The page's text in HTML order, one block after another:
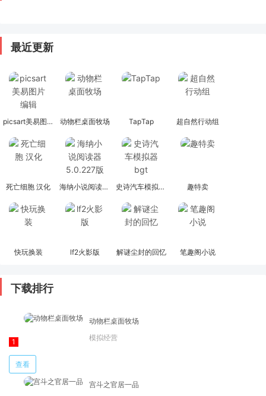
最近更新
picsart美易图片编辑 动物栏桌面牧场 TapTap 超自然行动组
死亡细胞 汉化 海纳小说阅读器 5.0.227版 史诗汽车模拟器bgt 趣特卖
快玩换装 lf2火影版 解谜尘封的回忆 笔趣阁小说
下载排行
动物栏桌面牧场
模拟经营
查看
宫斗之官居一品